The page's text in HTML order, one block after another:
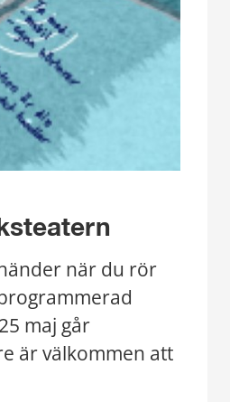
när du rör
maj går
är välkommen att